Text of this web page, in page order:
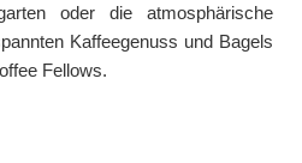
oder die atmosphärische
Kaffeegenuss und Bagels
Fellows.